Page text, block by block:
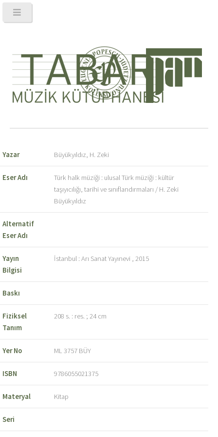
Yazar Büyükyıldız, H. Zeki
Eser Adı
Türk halk müziği : ulusal Türk müziği : kültür
taşıyıcılığı, tarihi ve sınıflandırmaları / H. Zeki
Büyükyıldız
Alternatif
Eser Adı
Yayın
Bilgisi
İstanbul : Arı Sanat Yayınevi , 2015
Baskı
Fiziksel
Tanım
208 s. : res. ; 24 cm
Yer No ML 3757 BÜY
ISBN 9786055021375
Materyal Kitap
Seri